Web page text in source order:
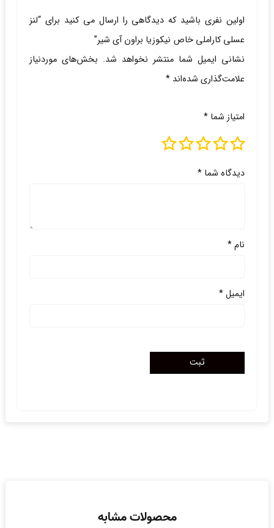
اولین نفری باشید که دیدگاهی را ارسال می کنید برای “لنز
عسلی کاراملی خاص نیکوزیا براون آی شیر”
نشانی ایمیل شما منتشر نخواهد شد. بخش‌های موردنیاز
علامت‌گذاری شده‌اند *
امتیاز شما *
دیدگاه شما *
نام*
ایمیل*
محصولات مشابه